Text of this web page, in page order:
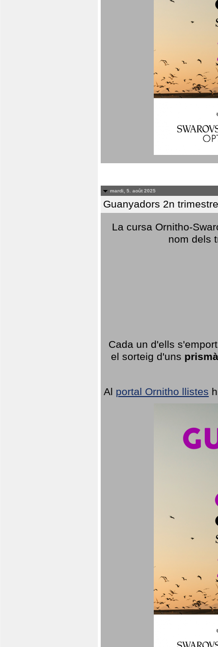
mardi, 5. août 2025
Guanyadors 2n
La cursa Ornitho-
nom dels
Cada un d'ells
el sorteig d'uns
Al portal Ornitho llistes